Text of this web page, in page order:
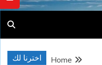
اخترنا لك
Home